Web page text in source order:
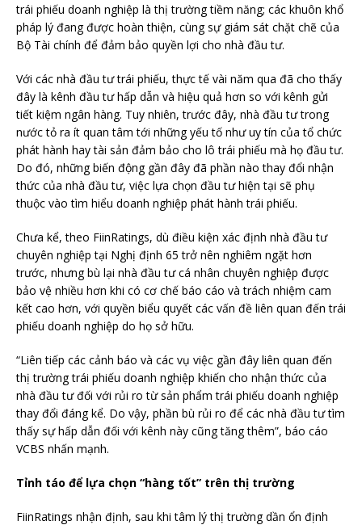
trái phiếu doanh nghiệp là thị trường tiềm năng; các khuôn khổ
pháp lý đang được hoàn thiện, cùng sự giám sát chặt chẽ của
Bộ Tài chính để đảm bảo quyền lợi cho nhà đầu tư.
Với các nhà đầu tư trái phiếu, thực tế vài năm qua đã cho thấy
đây là kênh đầu tư hấp dẫn và hiệu quả hơn so với kênh gửi
tiết kiệm ngân hàng. Tuy nhiên, trước đây, nhà đầu tư trong
nước tỏ ra ít quan tâm tới những yếu tố như uy tín của tổ chức
phát hành hay tài sản đảm bảo cho lô trái phiếu mà họ đầu tư.
Do đó, những biến động gần đây đã phần nào thay đổi nhận
thức của nhà đầu tư, việc lựa chọn đầu tư hiện tại sẽ phụ
thuộc vào tìm hiểu doanh nghiệp phát hành trái phiếu.
Chưa kể, theo FiinRatings, dù điều kiện xác định nhà đầu tư
chuyên nghiệp tại Nghị định 65 trở nên nghiêm ngặt hơn
trước, nhưng bù lại nhà đầu tư cá nhân chuyên nghiệp được
bảo vệ nhiều hơn khi có cơ chế báo cáo và trách nhiệm cam
kết cao hơn, với quyền biểu quyết các vấn đề liên quan đến trái
phiếu doanh nghiệp do họ sở hữu.
“Liên tiếp các cảnh báo và các vụ việc gần đây liên quan đến
thị trường trái phiếu doanh nghiệp khiến cho nhận thức của
nhà đầu tư đối với rủi ro từ sản phẩm trái phiếu doanh nghiệp
thay đổi đáng kể. Do vậy, phần bù rủi ro để các nhà đầu tư tìm
thấy sự hấp dẫn đối với kênh này cũng tăng thêm”, báo cáo
VCBS nhấn mạnh.
Tỉnh táo để lựa chọn “hàng tốt” trên thị trường
FiinRatings nhận định, sau khi tâm lý thị trường dần ổn định